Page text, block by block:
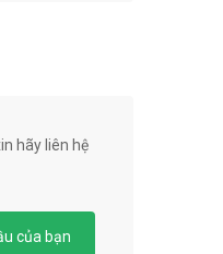
hãy liên hệ
của bạn